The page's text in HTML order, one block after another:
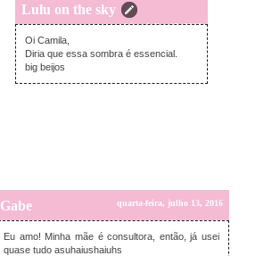
Lulu on the sky
sexta-feira, julho 15, 2016
Oi Camila,
Diria que essa sombra é essencial.
big beijos
Gabe quarta-feira, julho 13, 2016
Eu amo! Minha mãe é consultora, então, já usei
quase tudo asuhaiushaiuhs